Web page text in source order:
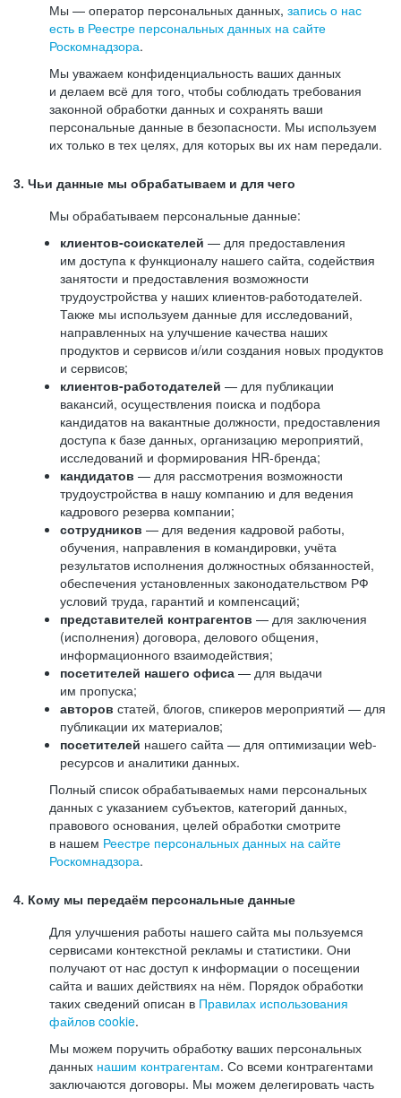
Мы — оператор персональных данных, запись о нас
есть в Реестре персональных данных на сайте
Роскомнадзора.
Мы уважаем конфиденциальность ваших данных
и делаем всё для того, чтобы соблюдать требования
законной обработки данных и сохранять ваши
персональные данные в безопасности. Мы используем
их только в тех целях, для которых вы их нам передали.
3. Чьи данные мы обрабатываем и для чего
Мы обрабатываем персональные данные:
клиентов-соискателей — для предоставления
им доступа к функционалу нашего сайта, содействия
занятости и предоставления возможности
трудоустройства у наших клиентов-работодателей.
Также мы используем данные для исследований,
направленных на улучшение качества наших
продуктов и сервисов и/или создания новых продуктов
и сервисов;
клиентов-работодателей — для публикации
вакансий, осуществления поиска и подбора
кандидатов на вакантные должности, предоставления
доступа к базе данных, организацию мероприятий,
исследований и формирования HR-бренда;
кандидатов — для рассмотрения возможности
трудоустройства в нашу компанию и для ведения
кадрового резерва компании;
сотрудников — для ведения кадровой работы,
обучения, направления в командировки, учёта
результатов исполнения должностных обязанностей,
обеспечения установленных законодательством РФ
условий труда, гарантий и компенсаций;
представителей контрагентов — для заключения
(исполнения) договора, делового общения,
информационного взаимодействия;
посетителей нашего офиса — для выдачи
им пропуска;
авторов статей, блогов, спикеров мероприятий — для
публикации их материалов;
посетителей нашего сайта — для оптимизации web-
ресурсов и аналитики данных.
Полный список обрабатываемых нами персональных
данных с указанием субъектов, категорий данных,
правового основания, целей обработки смотрите
в нашем Реестре персональных данных на сайте
Роскомнадзора.
4. Кому мы передаём персональные данные
Для улучшения работы нашего сайта мы пользуемся
сервисами контекстной рекламы и статистики. Они
получают от нас доступ к информации о посещении
сайта и ваших действиях на нём. Порядок обработки
таких сведений описан в Правилах использования
файлов cookie.
Мы можем поручить обработку ваших персональных
данных нашим контрагентам. Со всеми контрагентами
заключаются договоры. Мы можем делегировать часть